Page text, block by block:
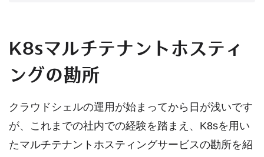
K8sマルチテナントホスティ
ングの勘所
クラウドシェルの運用が始まってから日が浅いです
が、これまでの社内での経験を踏まえ、K8sを用い
たマルチテナントホスティングサービスの勘所を紹